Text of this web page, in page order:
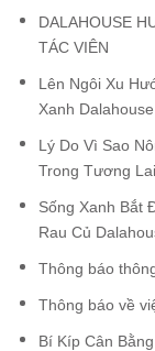
DALAHOUSE
TÁC VIÊN
Lên Ngôi Xu
Xanh Dalahouse
Lý Do Vì Sao
Trong Tương Lai
Sống Xanh Bắt
Rau Củ
Thông báo
Thông báo về
Bí Kíp Cân